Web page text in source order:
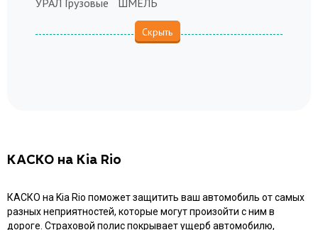
УРАЛ Грузовые ШМЕЛЬ
КАСКО на Kia Rio
КАСКО на Kia Rio поможет защитить ваш автомобиль от самых
разных неприятностей, которые могут произойти с ним в
дороге. Страховой полис покрывает ущерб автомобилю,